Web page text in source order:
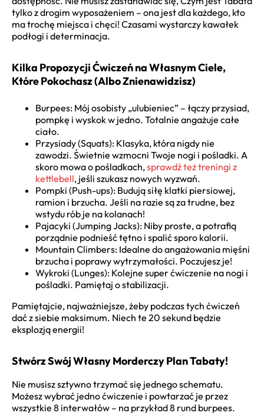
tylko z drogim wyposażeniem – ona jest dla każdego, kto
ma trochę miejsca i chęci! Czasami wystarczy kawałek
podłogi i determinacja.
Kilka Propozycji Ćwiczeń na Własnym Ciele,
Które Pokochasz (Albo Znienawidzisz)
Burpees: Mój osobisty „ulubieniec” – łączy przysiad,
pompkę i wyskok w jedno. Totalnie angażuje całe
ciało.
Przysiady (Squats): Klasyka, która nigdy nie
zawodzi. Świetnie wzmocni Twoje nogi i pośladki. A
skoro mowa o pośladkach,sprawdź też treningi z
kettlebell, jeśli szukasz nowych wyzwań.
Pompki (Push-ups): Budują siłę klatki piersiowej,
ramion i brzucha. Jeśli na razie są za trudne, bez
wstydu rób je na kolanach!
Pajacyki (Jumping Jacks): Niby proste, a potrafią
porządnie podnieść tętno i spalić sporo kalorii.
Mountain Climbers: Idealne do angażowania mięśni
brzucha i poprawy wytrzymałości. Poczujesz je!
Wykroki (Lunges): Kolejne super ćwiczenie na nogi i
pośladki. Pamiętaj o stabilizacji.
Pamiętajcie, najważniejsze, żeby podczas tych ćwiczeń
dać z siebie maksimum. Niech te 20 sekund będzie
eksplozją energii!
Stwórz Swój Własny Morderczy Plan Tabaty!
Nie musisz sztywno trzymać się jednego schematu.
Możesz wybrać jedno ćwiczenie i powtarzać je przez
wszystkie 8 interwałów – na przykład 8 rund burpees.